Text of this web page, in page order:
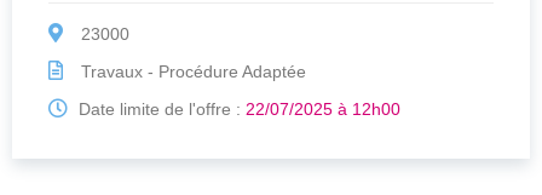
23000
Travaux - Procédure Adaptée
Date limite de l'offre : 22/07/2025 à 12h00